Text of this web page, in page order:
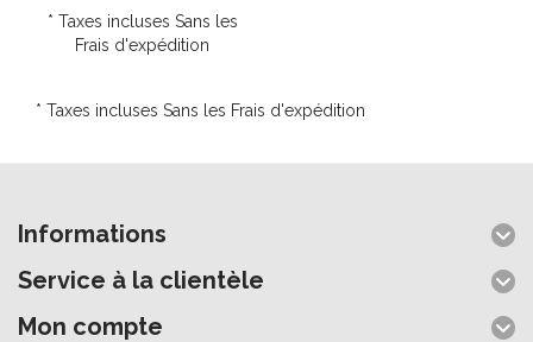
* Taxes incluses Sans les
Frais d'expédition
* Taxes incluses Sans les Frais d'expédition
Informations
Service à la clientèle
Mon compte